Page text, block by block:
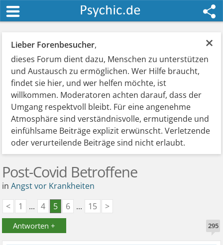
×
Lieber Forenbesucher,
dieses Forum dient dazu, Menschen zu unterstützen
und Austausch zu ermöglichen. Wer Hilfe braucht,
findet sie hier, und wer helfen möchte, ist
willkommen. Moderatoren achten darauf, dass der
Umgang respektvoll bleibt. Für eine angenehme
Atmosphäre sind verständnisvolle, ermutigende und
einfühlsame Beiträge explizit erwünscht. Verletzende
oder verurteilende Beiträge sind nicht erlaubt.
Post-Covid Betroffene
inAngst vor Krankheiten
<
1 ... 4 5 6 ... 15 >
Antworten + 295